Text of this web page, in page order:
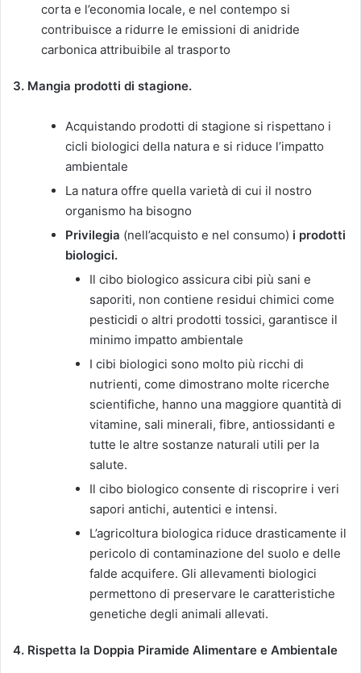
corta e l’economia locale, e nel contempo si
contribuisce a ridurre le emissioni di anidride
carbonica attribuibile al trasporto
3. Mangia prodotti di stagione.
Acquistando prodotti di stagione si rispettano i
cicli biologici della natura e si riduce l’impatto
ambientale
La natura offre quella varietà di cui il nostro
organismo ha bisogno
Privilegia (nell’acquisto e nel consumo) i prodotti
biologici.
Il cibo biologico assicura cibi più sani e
saporiti, non contiene residui chimici come
pesticidi o altri prodotti tossici, garantisce il
minimo impatto ambientale
I cibi biologici sono molto più ricchi di
nutrienti, come dimostrano molte ricerche
scientifiche, hanno una maggiore quantità di
vitamine, sali minerali, fibre, antiossidanti e
tutte le altre sostanze naturali utili per la
salute.
Il cibo biologico consente di riscoprire i veri
sapori antichi, autentici e intensi.
L’agricoltura biologica riduce drasticamente il
pericolo di contaminazione del suolo e delle
falde acquifere. Gli allevamenti biologici
permettono di preservare le caratteristiche
genetiche degli animali allevati.
4. Rispetta la Doppia Piramide Alimentare e Ambientale